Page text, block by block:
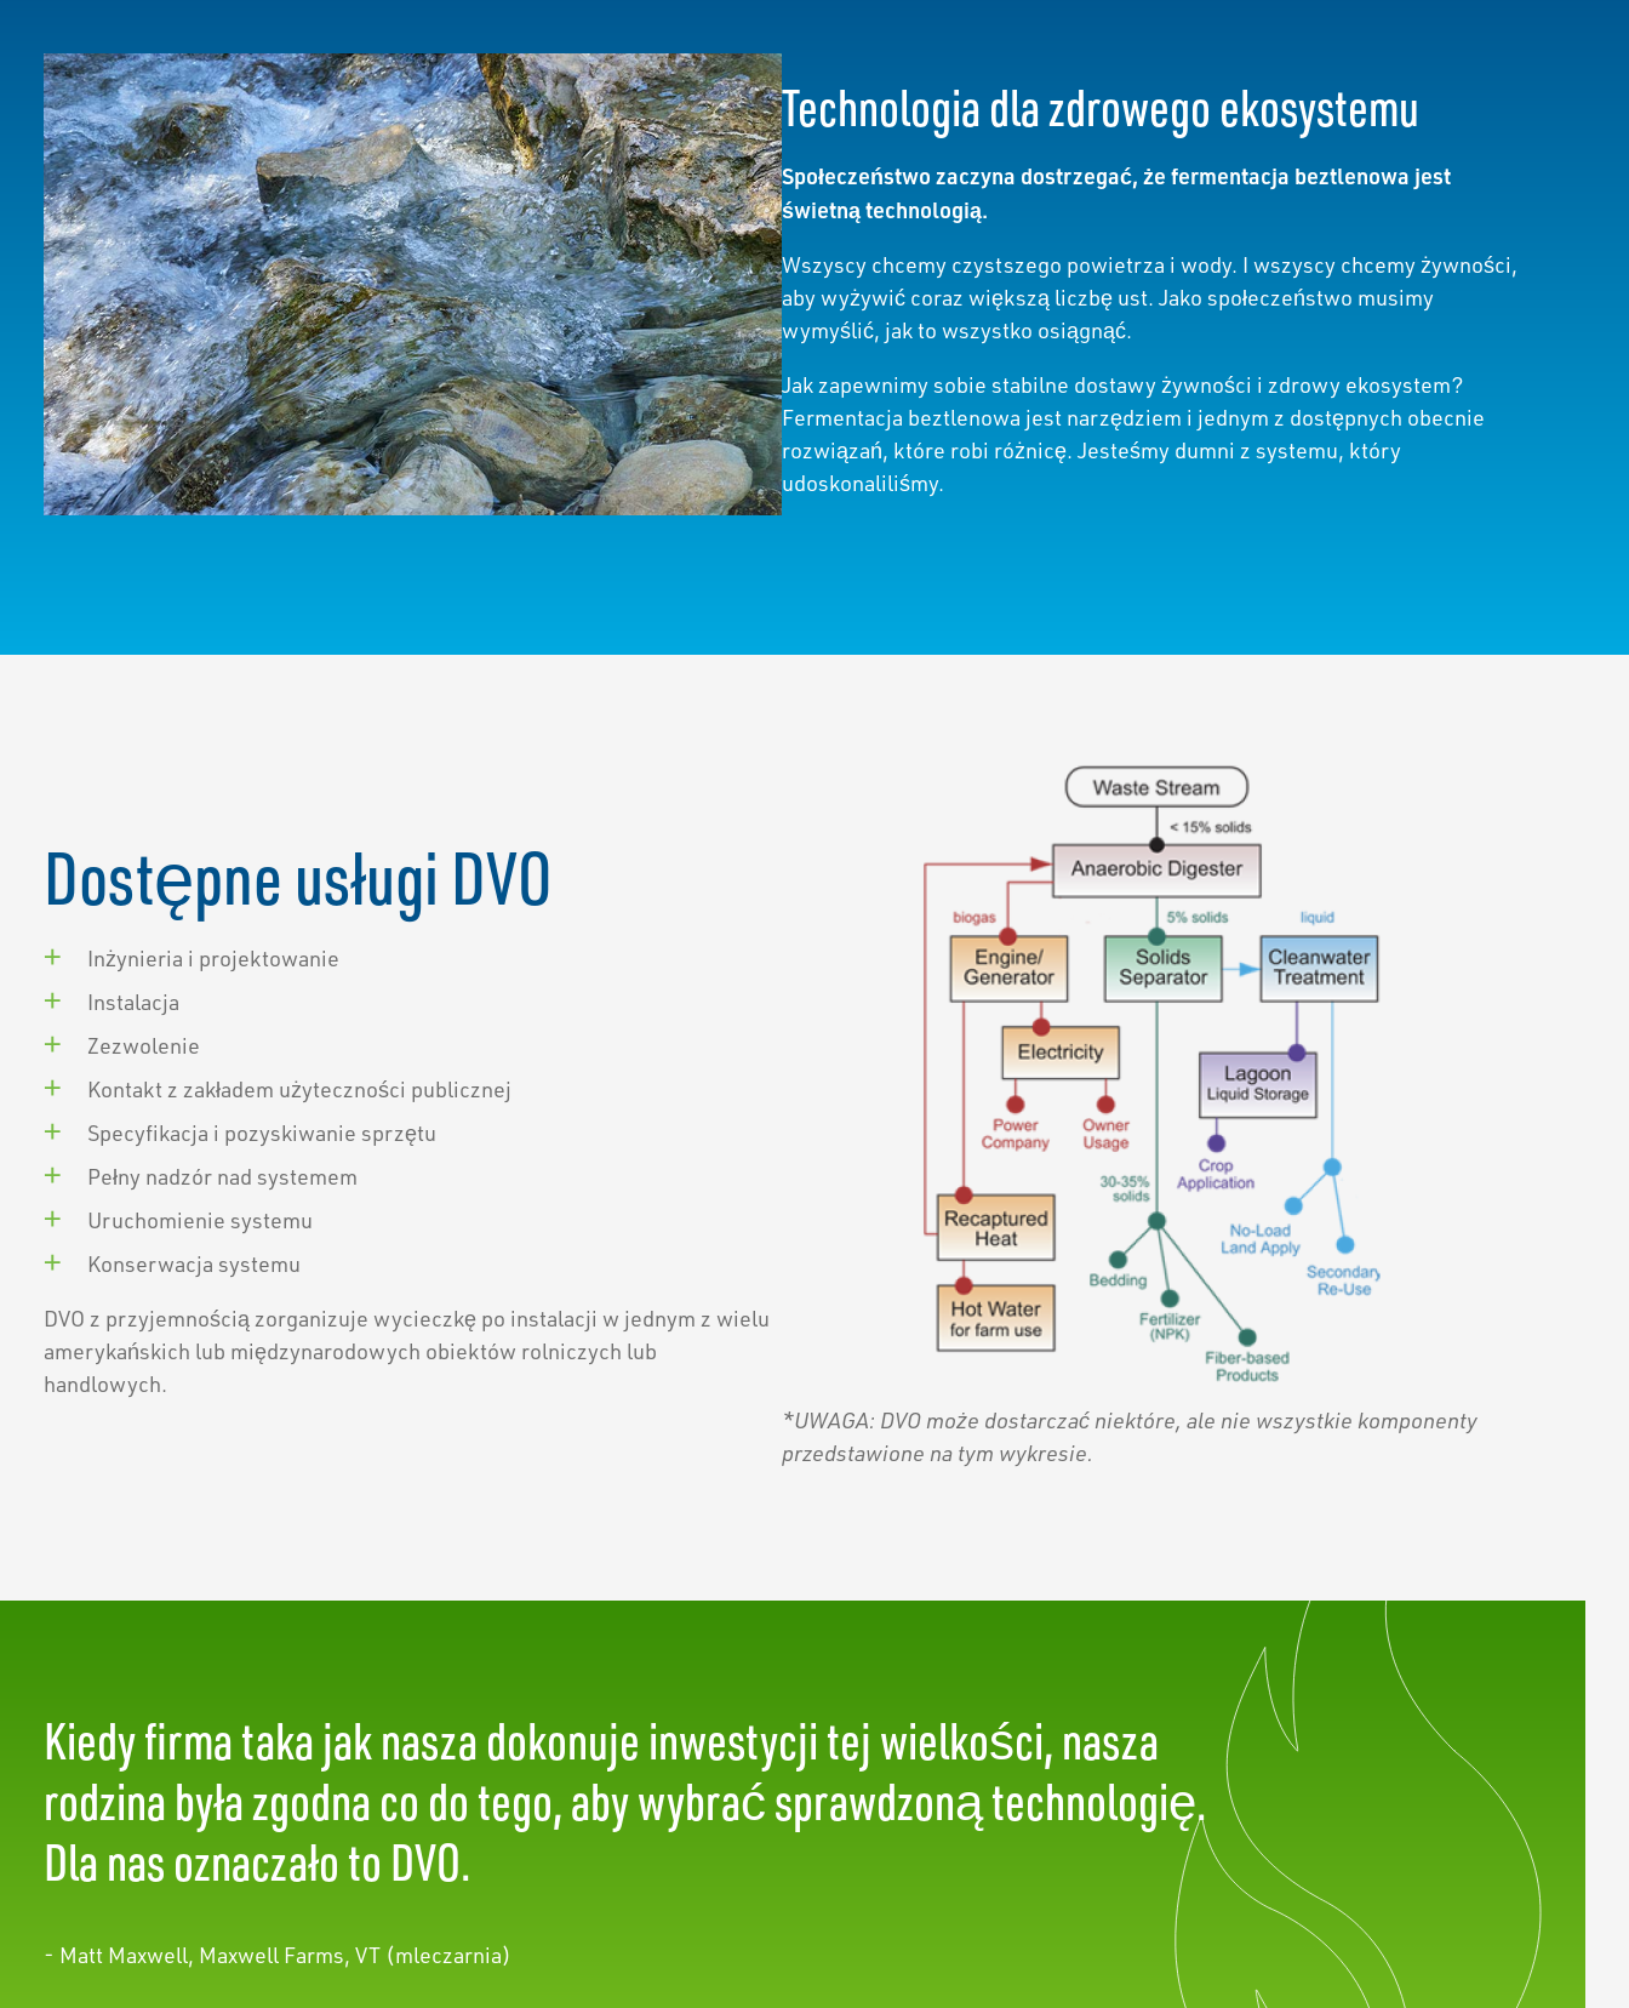
Technologia dla zdrowego ekosystemu
Społeczeństwo zaczyna dostrzegać, że fermentacja beztlenowa jest
świetną technologią.
Wszyscy chcemy czystszego powietrza i wody. I wszyscy chcemy żywności,
aby wyżywić coraz większą liczbę ust. Jako społeczeństwo musimy
wymyślić, jak to wszystko osiągnąć.
Jak zapewnimy sobie stabilne dostawy żywności i zdrowy ekosystem?
Fermentacja beztlenowa jest narzędziem i jednym z dostępnych obecnie
rozwiązań, które robi różnicę. Jesteśmy dumni z systemu, który
udoskonaliliśmy.
Dostępne usługi DVO
Inżynieria i projektowanie
Instalacja
Zezwolenie
Kontakt z zakładem użyteczności publicznej
Specyfikacja i pozyskiwanie sprzętu
Pełny nadzór nad systemem
Uruchomienie systemu
Konserwacja systemu
DVO z przyjemnością zorganizuje wycieczkę po instalacji w jednym z wielu
amerykańskich lub międzynarodowych obiektów rolniczych lub
handlowych.
*UWAGA: DVO może dostarczać niektóre, ale nie wszystkie komponenty
przedstawione na tym wykresie.
Kiedy firma taka jak nasza dokonuje inwestycji tej wielkości, nasza
rodzina była zgodna co do tego, aby wybrać sprawdzoną technologię.
Dla nas oznaczało to DVO.
- Matt Maxwell, Maxwell Farms, VT (mleczarnia)